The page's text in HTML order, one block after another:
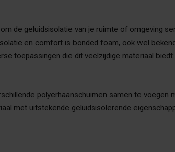
de geluidsisolatie van je ruimte of omgeving
en comfort is bonded foam, ook wel
toepassingen die dit veelzijdige materiaal biedt.
polyerhaanschuimen samen te voegen
met uitstekende geluidsisolerende